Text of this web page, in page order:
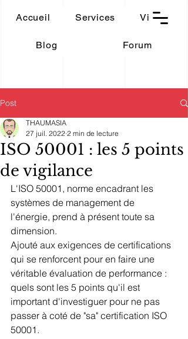
THAUMASIA
Accueil Services Vidéos
Blog Forum
Post
ISO 50001 : les 5 points
de vigilance
THAUMASIA
27 juil. 2022 2 min de lecture
L'ISO 50001, norme encadrant les
systèmes de management de
l'énergie, prend à présent toute sa
dimension.
Ajouté aux exigences de certifications
qui se renforcent pour en faire une
véritable évaluation de performance :
quels sont les 5 points qu'il est
important d'investiguer pour ne pas
passer à coté de "sa" certification ISO
50001.